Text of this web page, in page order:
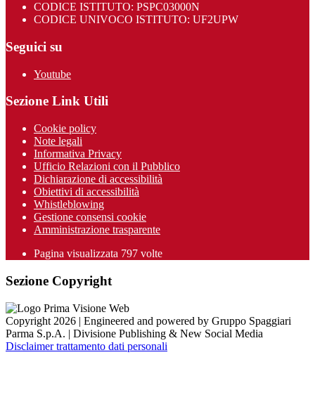
CODICE ISTITUTO: PSPC03000N
CODICE UNIVOCO ISTITUTO: UF2UPW
Seguici su
Youtube
Sezione Link Utili
Cookie policy
Note legali
Informativa Privacy
Ufficio Relazioni con il Pubblico
Dichiarazione di accessibilità
Obiettivi di accessibilità
Whistleblowing
Gestione consensi cookie
Amministrazione trasparente
Pagina visualizzata 797 volte
Sezione Copyright
Copyright 2026 | Engineered and powered by Gruppo Spaggiari
Parma S.p.A. | Divisione Publishing & New Social Media
Disclaimer trattamento dati personali